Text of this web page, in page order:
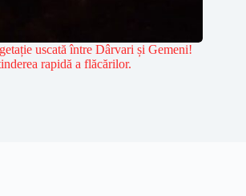
uscată între Dârvari și Gemeni!
rapidă a flăcărilor.